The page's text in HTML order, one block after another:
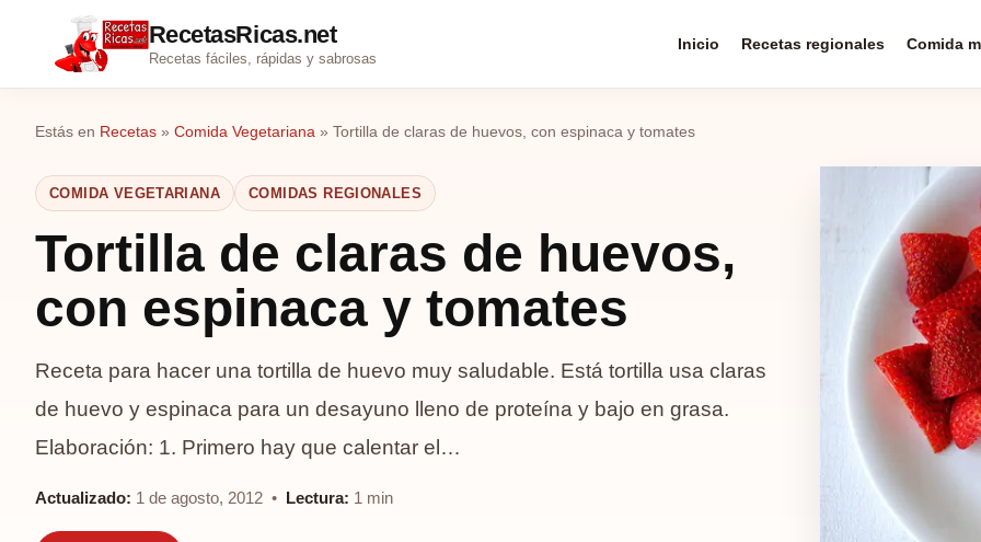
RecetasRicas.net
Recetas fáciles, rápidas y sabrosas
Inicio Recetas regionales Comida
Estás en Recetas » Comida Vegetariana » Tortilla de claras de huevos, con espinaca y tomates
COMIDA VEGETARIANA COMIDAS REGIONALES
Tortilla de claras de huevos,
con espinaca y tomates
Receta para hacer una tortilla de huevo muy saludable. Está tortilla usa claras
de huevo y espinaca para un desayuno lleno de proteína y bajo en grasa.
Elaboración: 1. Primero hay que calentar el…
Actualizado: 1 de agosto, 2012 • Lectura: 1 min